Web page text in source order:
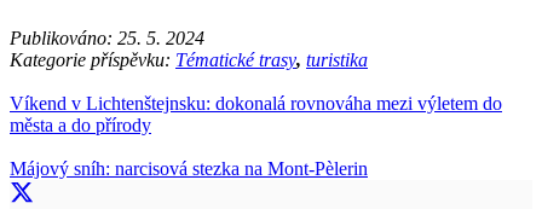
Publikováno: 25. 5. 2024
Kategorie příspěvku: Tématické trasy, turistika
Víkend v Lichtenštejnsku: dokonalá rovnováha mezi výletem do
města a do přírody
Májový sníh: narcisová stezka na Mont-Pèlerin